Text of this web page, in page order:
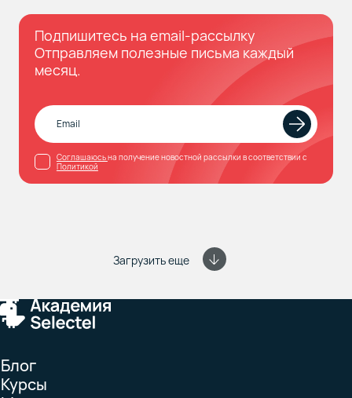
Подпишитесь на email-рассылку
Отправляем полезные письма каждый
месяц.
Соглашаюсьна получение новостной рассылки в соответствии с
Политикой
Загрузить еще
Блог
Курсы